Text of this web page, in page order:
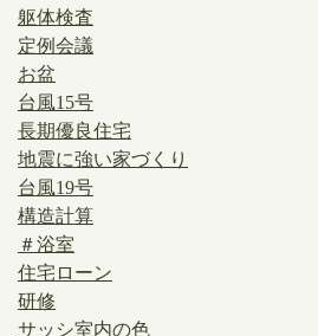
躯体検査
定例会議
お盆
台風15号
長期優良住宅
地震に強い家づくり
台風19号
構造計算
＃浴室
住宅ローン
研修
サッシ室内の色